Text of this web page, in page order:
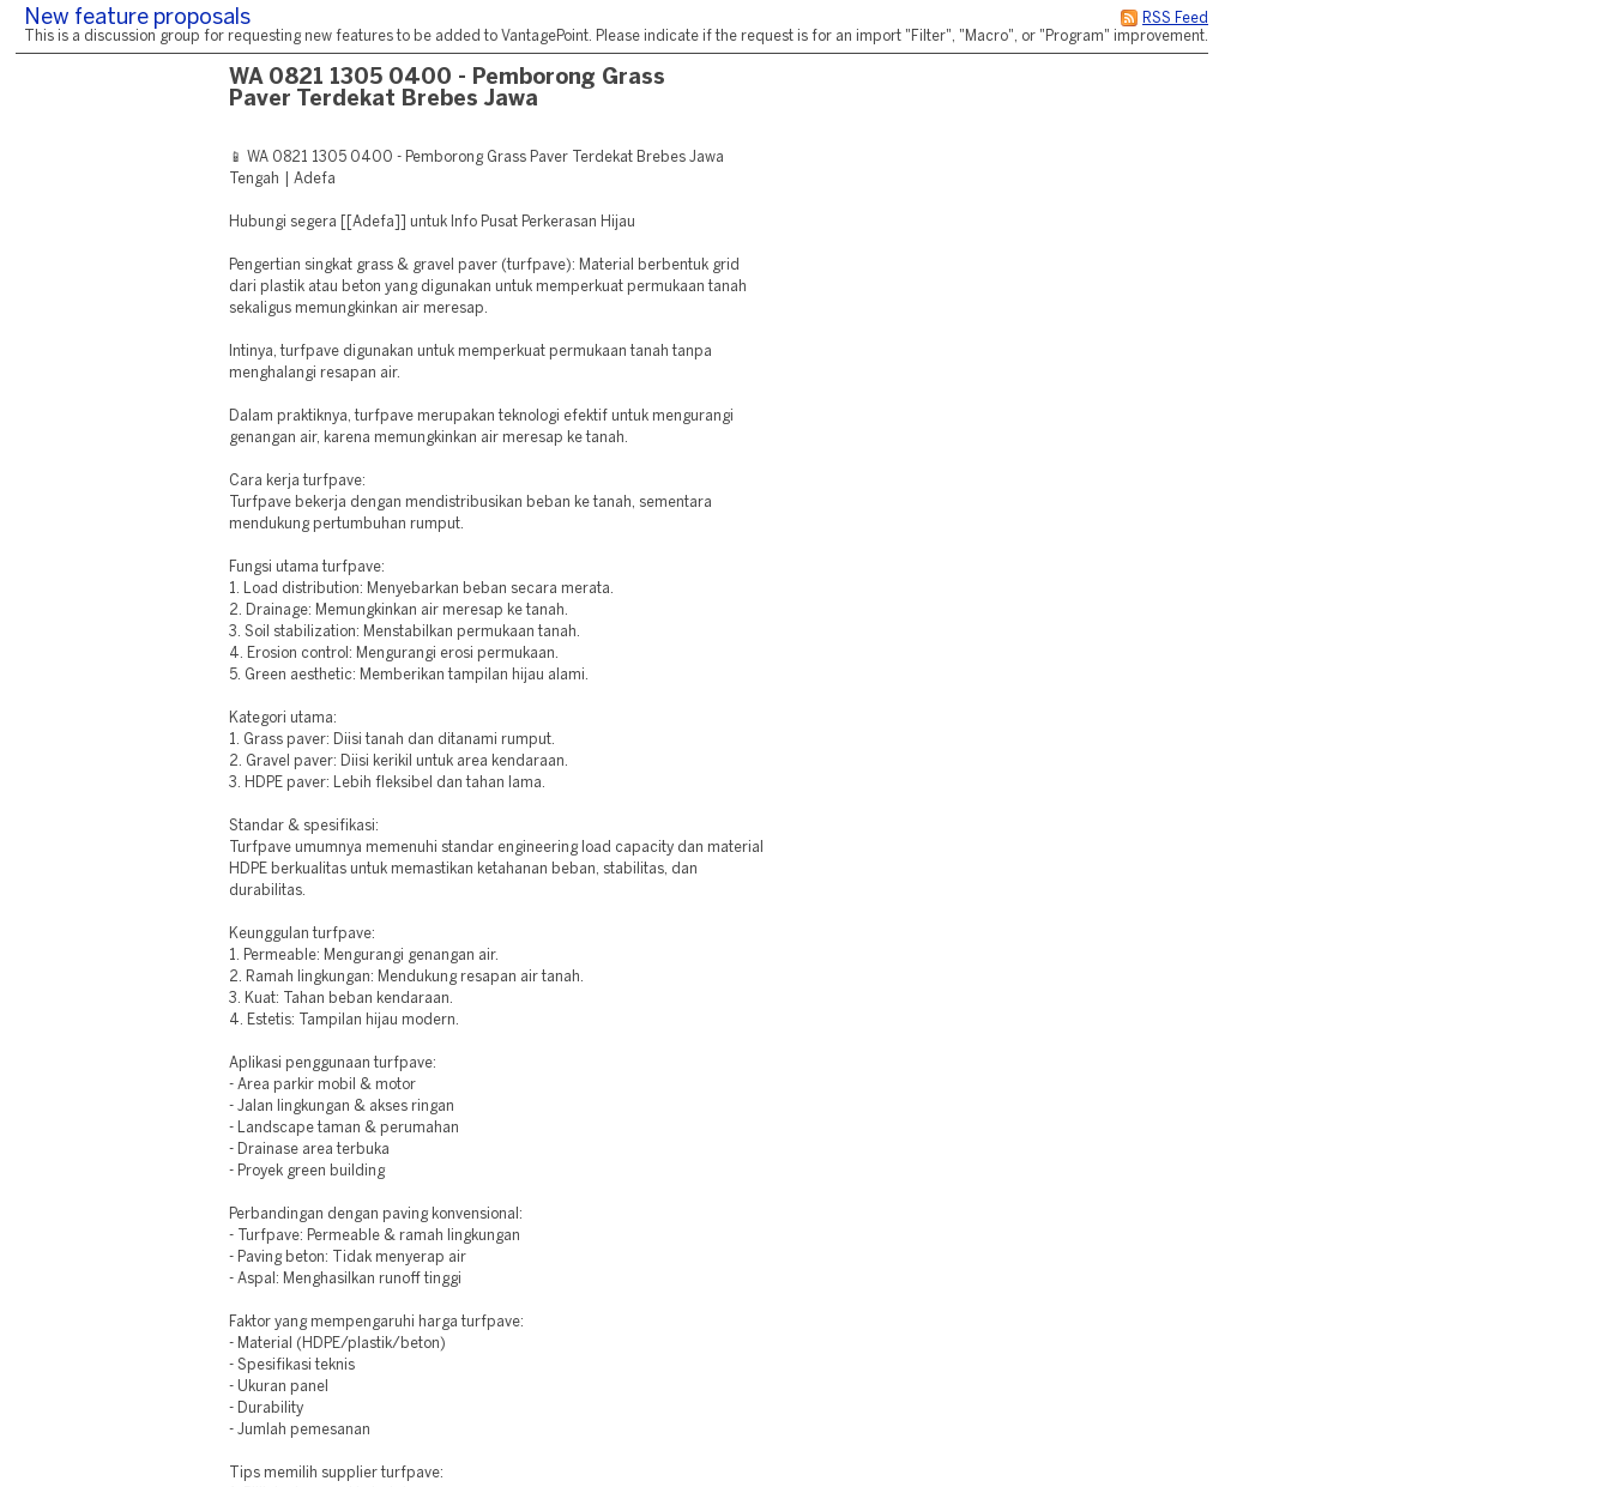
RSS Feed
New feature proposals
This is a discussion group for requesting new features to be added to VantagePoint. Please indicate if the request is for an import "Filter", "Macro", or "Program" improvement.
WA 0821 1305 0400 - Pemborong Grass
Paver Terdekat Brebes Jawa
📱 WA 0821 1305 0400 - Pemborong Grass Paver Terdekat Brebes Jawa
Tengah | Adefa
Hubungi segera [[Adefa]] untuk Info Pusat Perkerasan Hijau
Pengertian singkat grass & gravel paver (turfpave): Material berbentuk grid
dari plastik atau beton yang digunakan untuk memperkuat permukaan tanah
sekaligus memungkinkan air meresap.
Intinya, turfpave digunakan untuk memperkuat permukaan tanah tanpa
menghalangi resapan air.
Dalam praktiknya, turfpave merupakan teknologi efektif untuk mengurangi
genangan air, karena memungkinkan air meresap ke tanah.
Cara kerja turfpave:
Turfpave bekerja dengan mendistribusikan beban ke tanah, sementara
mendukung pertumbuhan rumput.
Fungsi utama turfpave:
1. Load distribution: Menyebarkan beban secara merata.
2. Drainage: Memungkinkan air meresap ke tanah.
3. Soil stabilization: Menstabilkan permukaan tanah.
4. Erosion control: Mengurangi erosi permukaan.
5. Green aesthetic: Memberikan tampilan hijau alami.
Kategori utama:
1. Grass paver: Diisi tanah dan ditanami rumput.
2. Gravel paver: Diisi kerikil untuk area kendaraan.
3. HDPE paver: Lebih fleksibel dan tahan lama.
Standar & spesifikasi:
Turfpave umumnya memenuhi standar engineering load capacity dan material
HDPE berkualitas untuk memastikan ketahanan beban, stabilitas, dan
durabilitas.
Keunggulan turfpave:
1. Permeable: Mengurangi genangan air.
2. Ramah lingkungan: Mendukung resapan air tanah.
3. Kuat: Tahan beban kendaraan.
4. Estetis: Tampilan hijau modern.
Aplikasi penggunaan turfpave:
- Area parkir mobil & motor
- Jalan lingkungan & akses ringan
- Landscape taman & perumahan
- Drainase area terbuka
- Proyek green building
Perbandingan dengan paving konvensional:
- Turfpave: Permeable & ramah lingkungan
- Paving beton: Tidak menyerap air
- Aspal: Menghasilkan runoff tinggi
Faktor yang mempengaruhi harga turfpave:
- Material (HDPE/plastik/beton)
- Spesifikasi teknis
- Ukuran panel
- Durability
- Jumlah pemesanan
Tips memilih supplier turfpave: